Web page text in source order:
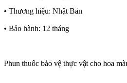
• Thương hiệu: Nhật Bản
• Bảo hành: 12 tháng
Phun thuốc bảo vệ thực vật cho hoa